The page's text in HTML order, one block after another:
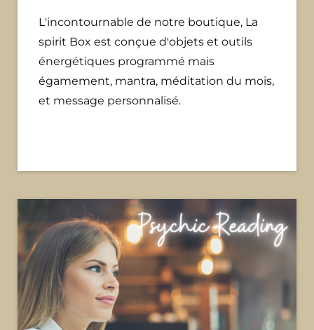
L'incontournable de notre boutique, La
spirit Box est conçue d'objets et outils
énergétiques programmé mais
égamement, mantra, méditation du mois,
et message personnalisé.